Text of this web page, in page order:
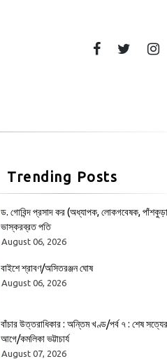
Trending Posts
ড. গোবিন্দ প্রসাদ কর (অধ্যাপক, লোকগবেষক,
ভাস্করব্রত পতি
August 06, 2026
বাইশে শ্রাবণ/অসিতরঞ্জন ঘোষ
August 06, 2026
বাঁচার উত্তরাধিকার : অন্তিম খণ্ড/পর্ব ৭ : শেষ সত্যের
আগে/কমলিকা ভট্টাচার্য
August 07, 2026